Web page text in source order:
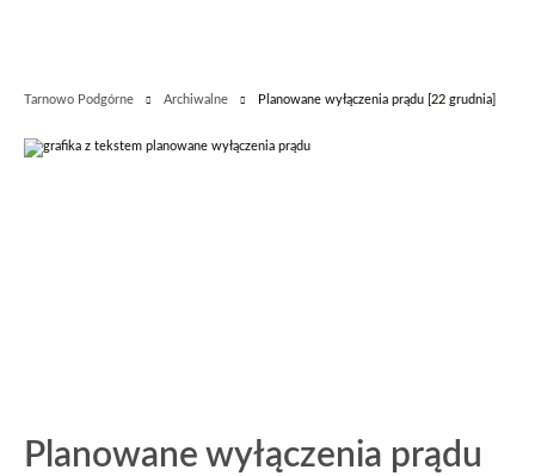
Tarnowo Podgórne Archiwalne Planowane wyłączenia prądu [22 grudnia]
Planowane wyłączenia prądu